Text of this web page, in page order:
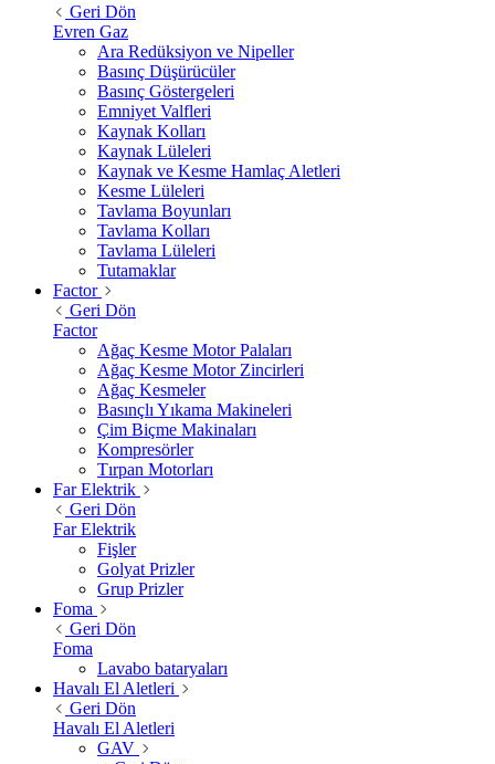
Geri Dön
Evren Gaz
Ara Redüksiyon ve Nipeller
Basınç Düşürücüler
Basınç Göstergeleri
Emniyet Valfleri
Kaynak Kolları
Kaynak Lüleleri
Kaynak ve Kesme Hamlaç Aletleri
Kesme Lüleleri
Tavlama Boyunları
Tavlama Kolları
Tavlama Lüleleri
Tutamaklar
Factor
Geri Dön
Factor
Ağaç Kesme Motor Palaları
Ağaç Kesme Motor Zincirleri
Ağaç Kesmeler
Basınçlı Yıkama Makineleri
Çim Biçme Makinaları
Kompresörler
Tırpan Motorları
Far Elektrik
Geri Dön
Far Elektrik
Fişler
Golyat Prizler
Grup Prizler
Foma
Geri Dön
Foma
Lavabo bataryaları
Havalı El Aletleri
Geri Dön
Havalı El Aletleri
GAV